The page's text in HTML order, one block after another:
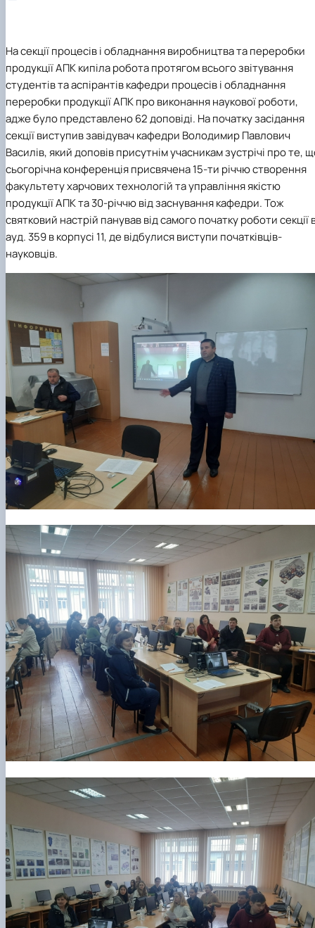
На секції процесів і обладнання виробництва та переробки
продукції АПК кипіла робота протягом всього звітування
студентів та аспірантівкафедри процесів і обладнання
переробки продукції АПКпро виконання наукової роботи,
адже було представлено 62 доповіді. На початку засідання
секції виступив завідувач кафедри Володимир Павлович
Василів, який доповів присутнім учасникам зустрічі про те,
сьогорічна конференція присвячена15-ти річчюстворення
факультету харчових технологій та управління якістю
продукції АПКта 30-річчю від заснування кафедри. Тож
святковий настрій панував від самого початку роботи секції
ауд. 359 в корпусі 11, де відбулися виступи початківців-
науковців.